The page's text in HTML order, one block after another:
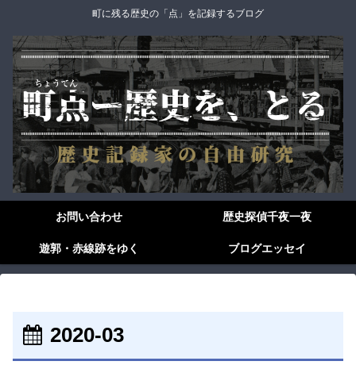
町に残る歴史の「点」を記録するブログ
お問い合わせ 歴史探偵千夜一夜
遊郭・赤線跡をゆく ブログエッセイ
2020-03